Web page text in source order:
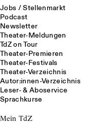
Jobs / Stellenmarkt
Podcast
Newsletter
Theater-Meldungen
TdZ on Tour
Theater-Premieren
Theater-Festivals
Theater-Verzeichnis
Autor:innen-Verzeichnis
Leser- & Aboservice
Sprachkurse
Mein TdZ